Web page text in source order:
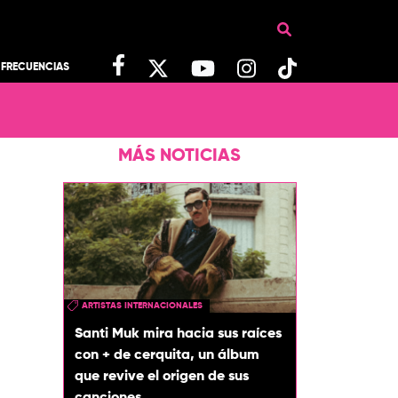
FRECUENCIAS
MÁS NOTICIAS
ARTISTAS INTERNACIONALES
Santi Muk mira hacia sus raíces
con + de cerquita, un álbum
que revive el origen de sus